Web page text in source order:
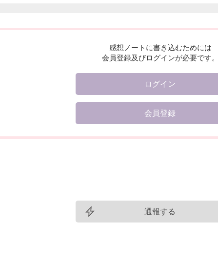
感想ノートに書き込むためには
会員登録及びログインが必要です。
ログイン
会員登録
通報する